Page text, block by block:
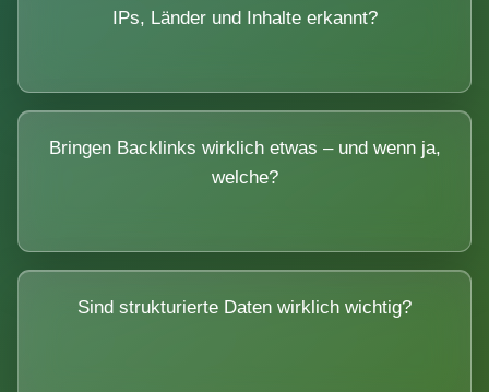
IPs, Länder und Inhalte erkannt?
Bringen Backlinks wirklich etwas – und wenn ja,
welche?
Sind strukturierte Daten wirklich wichtig?